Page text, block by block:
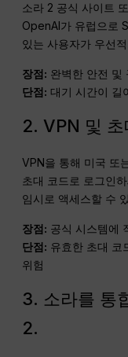
소라 2 공식 사이트
OpenAI가 유럽으로
있는 사용자가 우선
장점: 완벽한 안전 및
단점: 대기 시간이 길
2. VPN 및
VPN을 통해 미국 또
초대 코드로 로그인
임시로 액세스할 수
장점: 공식 시스템에
단점: 유효한 초대 코
위험
3. 소라를 통
2.